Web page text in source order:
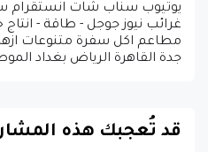
يوتيوب سناب شات
غرائب نيوز جوجل - طاقة - انتاج
مطاعم اكل سفرة متنوعات
جدة القاهرة الرياض بغداد
قد تُعجبك هذه